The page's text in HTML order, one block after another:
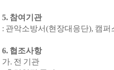
5. 참여기관
: 관악소방서(현장대응단), 캠
6. 협조사항
가. 전 기관